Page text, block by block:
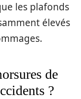
les plafonds
élevés
de
?